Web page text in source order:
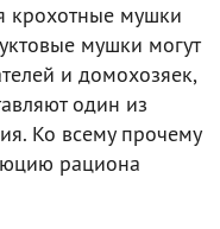
крохотные мушки
мушки могут
и домохозяек,
один из
Ко всему прочему
рациона